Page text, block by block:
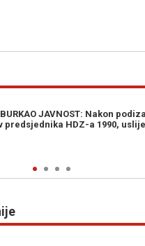
DETALJI NOVE ŠPIJUNSKE
Izraelu tajno dostavljao